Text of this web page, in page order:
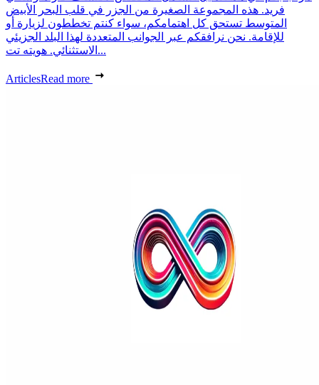
فريد. هذه المجموعة الصغيرة من الجزر في قلب البحر الأبيض
المتوسط تستحق كل اهتمامكم، سواء كنتم تخططون لزيارة أو
للإقامة. نحن نرافقكم عبر الجوانب المتعددة لهذا البلد الجزيئي
الاستثنائي. هويته تت...
ArticlesRead more